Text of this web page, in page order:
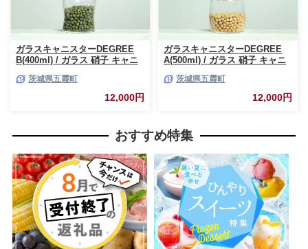
ガラスキャニスターDEGREE
B(400ml) / ガラス 硝子 キャニ
耐熱 一生もの 職人 こだわり
JIDA デザインミュージアムセ
レクション 茨城県 五霞町
茨城県五霞町
12,000円
ガラスキャニスターDEGREE
A(500ml) / ガラス 硝子 キャニ
耐熱 一生もの 職人 こだわり
JIDA デザインミュージアムセ
レクション 茨城県 五霞町
茨城県五霞町
12,000円
おすすめ特集